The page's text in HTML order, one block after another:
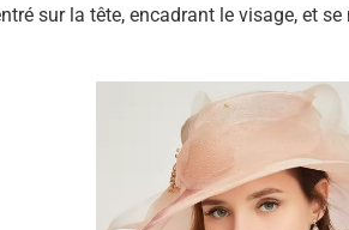
sur la tête, encadrant le visage, et se